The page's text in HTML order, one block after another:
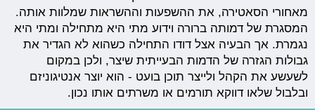
מאחורי הסאטירה, את ההשפעות וההשראות שמלוות אותה.
המסגרת של דמותה ברורה וידוע מתי היא מתחילה ומתי היא
נגמרת. אך הבעיה אצל דודו התחילה כשהוא לא הגדיר את
גבולות הגזרה של הדמות הבעייתית שיצר, ולכן במקום
לשעשע את הקהל ולייצר תוכן בועט - הוא יוצר אנטיגוניזם
ובלבול שלאו דווקא תורמים או משרתים אותו נכון.